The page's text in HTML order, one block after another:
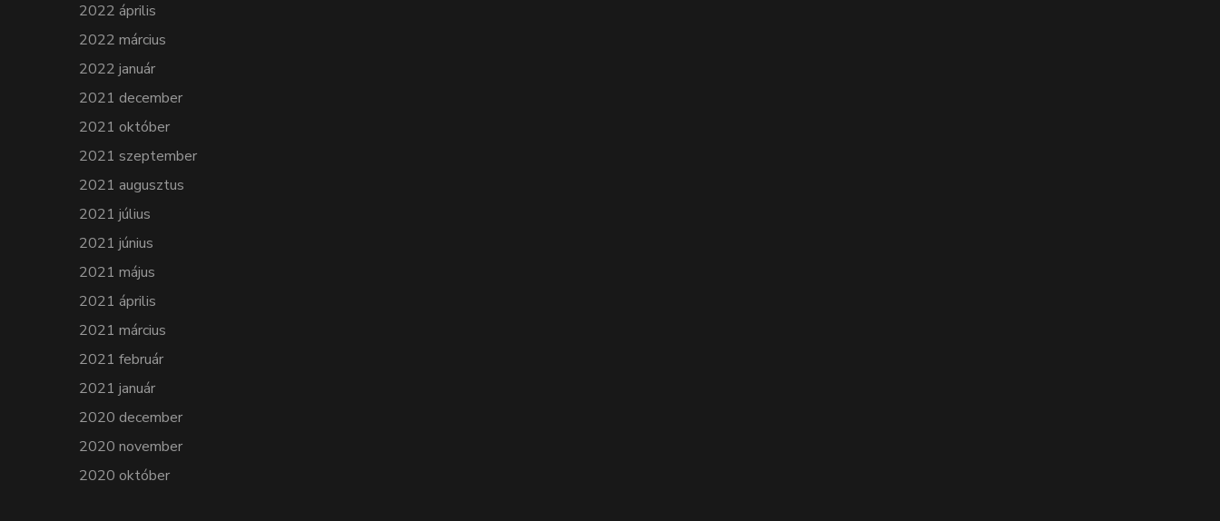
2022 április
2022 március
2022 január
2021 december
2021 október
2021 szeptember
2021 augusztus
2021 július
2021 június
2021 május
2021 április
2021 március
2021 február
2021 január
2020 december
2020 november
2020 október